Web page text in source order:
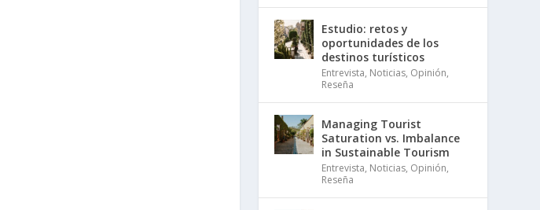
Estudio: retos y
oportunidades de los
destinos turísticos
Entrevista, Noticias, Opinión,
Reseña
Managing Tourist
Saturation vs. Imbalance
in Sustainable Tourism
Entrevista, Noticias, Opinión,
Reseña